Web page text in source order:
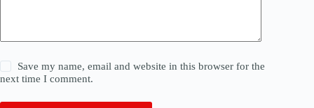
Save my name, email and website in this browser for the
next time I comment.